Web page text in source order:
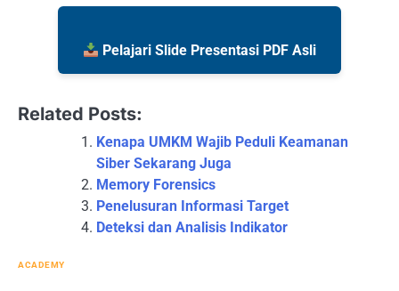
Pelajari Slide Presentasi PDF Asli
Related Posts:
Kenapa UMKM Wajib Peduli Keamanan
Siber Sekarang Juga
Memory Forensics
Penelusuran Informasi Target
Deteksi dan Analisis Indikator
ACADEMY